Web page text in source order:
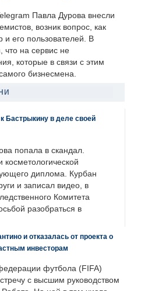
Павла Дурова внесли
возник вопрос, как
и его пользователей. В
что на сервис не
которые в связи с этим
бизнесмена.
Бастрыкину в деле своей
попала в скандал.
диплома. Курбан
и записал видео, в
Комитета
разобраться в
и отказалась от проекта о
инвесторам
футбола (FIFA)
с высшим руководством